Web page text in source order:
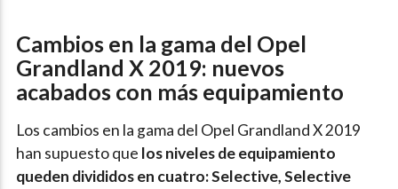
Cambios en la gama del Opel
Grandland X 2019: nuevos
acabados con más equipamiento
Los cambios en la gama del Opel Grandland X 2019
han supuesto que los niveles de equipamiento
queden divididos en cuatro: Selective, Selective